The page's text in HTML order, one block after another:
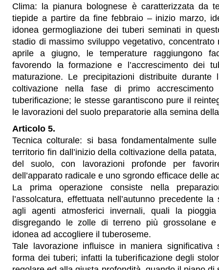
Clima: la pianura bolognese è caratterizzata da
tiepide a partire da fine febbraio – inizio marzo,
idonea germogliazione dei tuberi seminati in
stadio di massimo sviluppo vegetativo,
aprile a giugno, le temperature raggiungono
favorendo la formazione e l’accrescimento dei
maturazione. Le precipitazioni distribuite durante
coltivazione nella fase di primo
tuberificazione; le stesse garantiscono pure il
le lavorazioni del suolo preparatorie alla semina
Articolo 5.
Tecnica colturale: si basa fondamentalmente
territorio fin dall’inizio della coltivazione della
del suolo, con lavorazioni profonde per
dell’apparato radicale e uno sgrondo efficace delle
La prima operazione consiste nella
l’assolcatura, effettuata nell’autunno precedente
agli agenti atmosferici invernali, quali la
disgregando le zolle di terreno più grossolane
idonea ad accogliere il tuberoseme.
Tale lavorazione influisce in maniera
forma dei tuberi; infatti la tuberificazione degli